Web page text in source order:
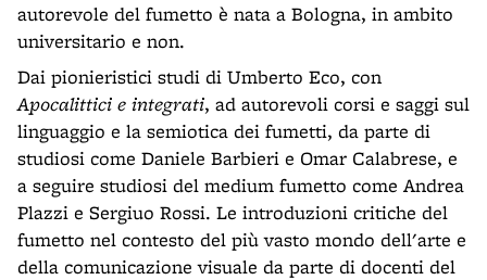
autorevole del fumetto è nata a Bologna, in ambito
universitario e non.
Dai pionieristici studi di Umberto Eco, con
Apocalittici e integrati, ad autorevoli corsi e saggi sul
linguaggio e la semiotica dei fumetti, da parte di
studiosi come Daniele Barbieri e Omar Calabrese, e
a seguire studiosi del medium fumetto come Andrea
Plazzi e Sergiuo Rossi. Le introduzioni critiche del
fumetto nel contesto del più vasto mondo dell'arte e
della comunicazione visuale da parte di docenti del